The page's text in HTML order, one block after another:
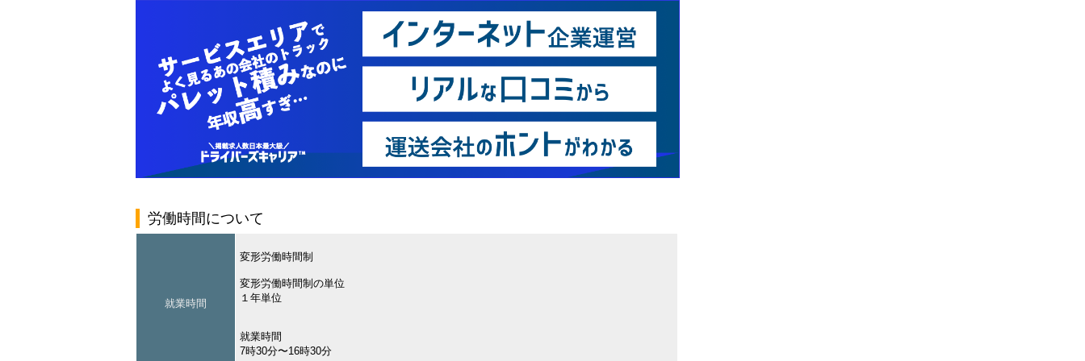
労働時間について
就業時間
変形労働時間制
変形労働時間制の単位
１年単位
就業時間
7時30分〜16時30分